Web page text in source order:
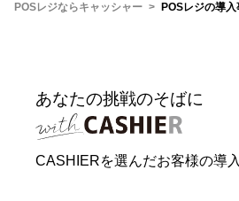
POSレジならキャッシャー > POSレジの導入
あなたの挑戦のそばに
CASHIERを選んだお客様の導